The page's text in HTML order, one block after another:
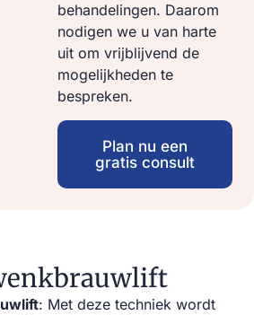
behandelingen. Daarom
nodigen we u van harte
uit om vrijblijvend de
mogelijkheden te
bespreken.
Plan nu een
gratis consult
: Met deze techniek wordt